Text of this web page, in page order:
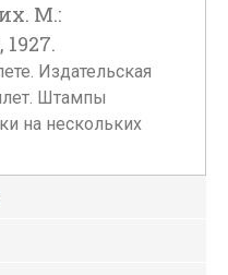
М.:
Издательская
Штампы
на нескольких